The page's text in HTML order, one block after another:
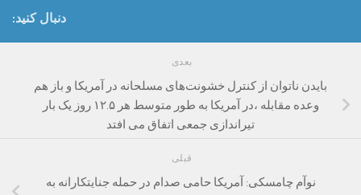
دنبال کنید:
بعدی
بایدن ناتوان از کنترل خشونت‌های مسلحانه در آمریکا و باز هم
وعده مقابله ،در آمریکا به طور متوسط هر ۱۲.۵ روز یک بار
تیراندازی جمعی اتفاق می افتد
قبلی
نوآم چامسکی: آمریکا حامی صدام در حمله جنایتکارانه به